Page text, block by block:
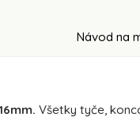
Návod na
Všetky tyče,